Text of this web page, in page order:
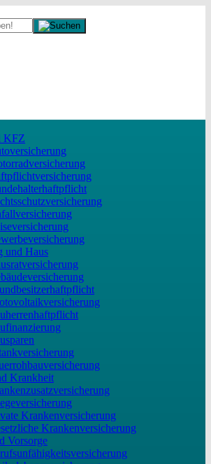
KFZ
und Haus
Krankheit
Krankenversicherung
Krankenversicherung
Vorsorge